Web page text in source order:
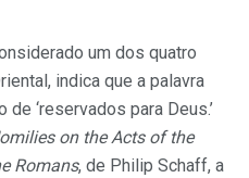
um dos quatro
indica que a palavra
de ‘reservados para Deus.’
on the Acts of the
Romans, de Philip Schaff, a